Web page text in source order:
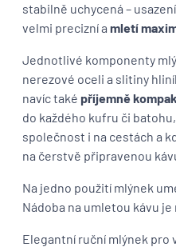
stabilně uchycená –
velmi precizní a mletí
Jednotlivé komponenty
nerezové oceli a slitiny
navíc také příjemně
do každého kufru či
společnost i na cestách a
na čerstvě připravenou
Na jedno použití mlýnek
Nádoba na umletou kávu je
Elegantní ruční mlýnek pro